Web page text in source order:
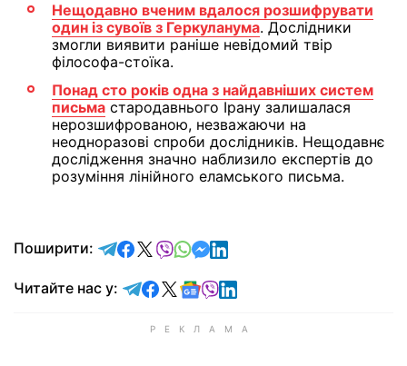
Нещодавно вченим вдалося розшифрувати
один із сувоїв з Геркуланума. Дослідники
змогли виявити раніше невідомий твір
філософа-стоїка.
Понад сто років одна з найдавніших систем
письма стародавнього Ірану залишалася
нерозшифрованою, незважаючи на
неодноразові спроби дослідників. Нещодавнє
дослідження значно наблизило експертів до
розуміння лінійного еламського письма.
Поширити: відправити у Telegram
поділитись у Facebook
поділитись у X
відправити у Viber
відправити у Whatsapp
відправити у Messenger
відправити у LinkedIn
Читайте нас у: Читайте у Telegram
Читайте у Facebook
Читайте у X
Читайте у Google news
Читайте у Viber
Читайте у LinkedIn